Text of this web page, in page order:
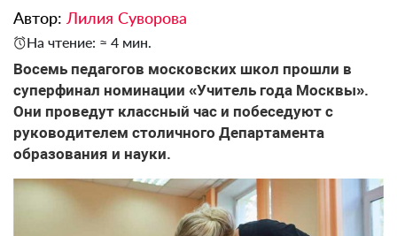
Автор: Лилия Суворова
На чтение: ≈ 4 мин.
Восемь педагогов московских школ прошли в
суперфинал номинации «Учитель года Москвы».
Они проведут классный час и побеседуют с
руководителем столичного Департамента
образования и науки.